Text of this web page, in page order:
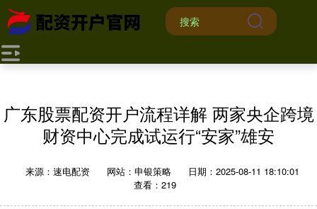
广东股票配资开户流程详解 两家央企跨境
财资中心完成试运行“安家”雄安
来源：速电配资 网站：申银策略
日期：2025-08-11 18:10:01
查看：219